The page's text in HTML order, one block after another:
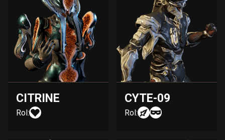
CITRINE
Rol:
CYTE-09
Rol: